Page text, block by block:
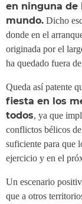
en ninguna de
mundo. Dicho
donde en el
originada por el
ha quedado fuera
Queda así patente
fiesta en los
todos, ya que
conflictos bélicos
suficiente para que
ejercicio y en el
Un escenario
que a otros